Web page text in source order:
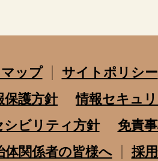
ップ
サイトポリシー
保護方針
情報セキュ
ビリティ方針
免責
体関係者の皆様へ
採